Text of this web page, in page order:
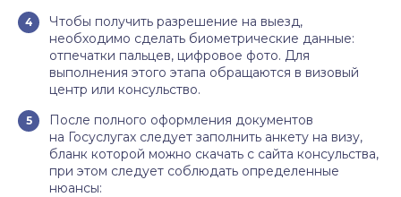
Чтобы получить разрешение на выезд,
необходимо сделать биометрические данные:
отпечатки пальцев, цифровое фото. Для
выполнения этого этапа обращаются в визовый
центр или консульство.
После полного оформления документов
на Госуслугах следует заполнить анкету на визу,
бланк которой можно скачать с сайта консульства,
при этом следует соблюдать определенные
нюансы: